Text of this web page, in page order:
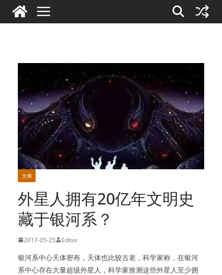
文摘
外星人拥有20亿年文明史
藏于银河系？
2017-05-25 Editor
银河系中心天体密布，天体也比较古老，科学家称，在银河
系中心存在大量超级外星人，科学家推测这些外星人至少拥